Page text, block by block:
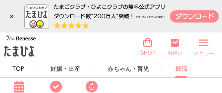
×
TOP 妊娠・出産 赤ちゃん・育児 妊活
SHOP 内祝い メニュー